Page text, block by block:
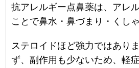
抗アレルギー点鼻薬は、アレ
ことで鼻水・鼻づまり・くし
ステロイドほど強力ではあり
ず、副作用も少ないため、軽